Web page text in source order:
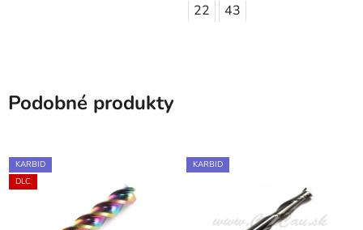
22 43
Podobné produkty
KARBID
DLC
KARBID